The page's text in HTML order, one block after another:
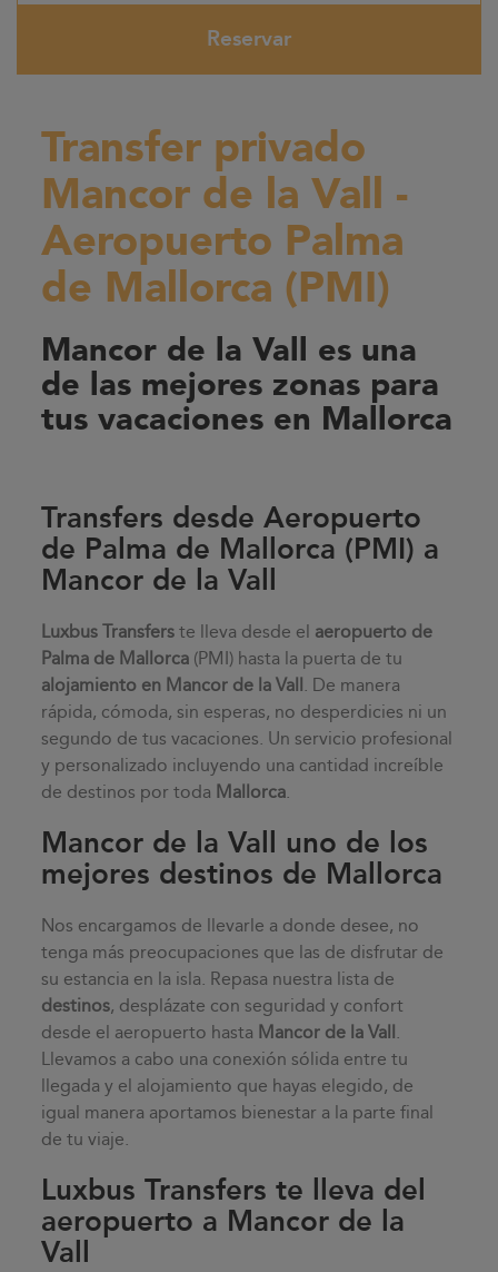
Reservar
Transfer privado
Mancor de la Vall -
Aeropuerto Palma
de Mallorca (PMI)
Mancor de la Vall es una
de las mejores zonas para
tus vacaciones en Mallorca
Transfers desde Aeropuerto
de Palma de Mallorca (PMI) a
Mancor de la Vall
Luxbus Transfers te lleva desde el aeropuerto de
Palma de Mallorca (PMI) hasta la puerta de tu
alojamiento en Mancor de la Vall . De manera
rápida, cómoda, sin esperas, no desperdicies ni un
segundo de tus vacaciones. Un servicio profesional
y personalizado incluyendo una cantidad increíble
de destinos por toda Mallorca.
Mancor de la Vall uno de los
mejores destinos de Mallorca
Nos encargamos de llevarle a donde desee, no
tenga más preocupaciones que las de disfrutar de
su estancia en la isla. Repasa nuestra lista de
destinos, desplázate con seguridad y confort
desde el aeropuerto hasta Mancor de la Vall .
Llevamos a cabo una conexión sólida entre tu
llegada y el alojamiento que hayas elegido, de
igual manera aportamos bienestar a la parte final
de tu viaje.
Luxbus Transfers te lleva del
aeropuerto a Mancor de la
Vall